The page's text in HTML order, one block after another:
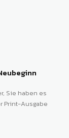
Sie haben es
Print-Ausgabe